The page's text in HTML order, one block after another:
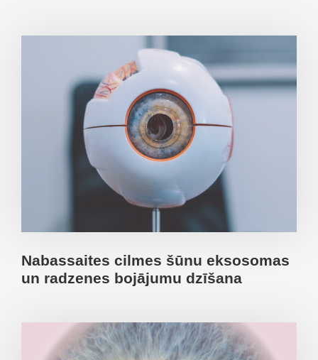
Nabassaites cilmes šūnu eksosomas
un radzenes bojājumu dzīšana